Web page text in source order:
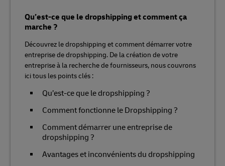
Qu’est-ce que le dropshipping et comment ça
marche ?
Découvrez le dropshipping et comment démarrer votre
entreprise de dropshipping. De la création de votre
entreprise à la recherche de fournisseurs, nous couvrons
ici tous les points clés :
Qu’est-ce que le dropshipping ?
Comment fonctionne le Dropshipping ?
Comment démarrer une entreprise de
dropshipping ?
Avantages et inconvénients du dropshipping